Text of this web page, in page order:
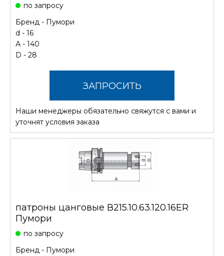
по запросу
Бренд - Пумори
d - 16
А - 140
D - 28
ЗАПРОСИТЬ
СТОИМОСТЬ
Наши менеджеры обязательно свяжутся с вами и
уточнят условия заказа
патроны цанговые В215.10.63.120.16ER
Пумори
по запросу
Бренд - Пумори